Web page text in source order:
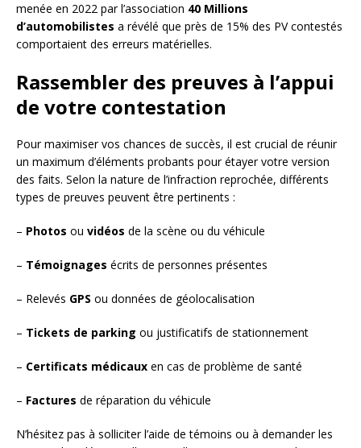
menée en 2022 par l’association 40 Millions
d’automobilistes a révélé que près de 15% des PV contestés
comportaient des erreurs matérielles.
Rassembler des preuves à l’appui
de votre contestation
Pour maximiser vos chances de succès, il est crucial de réunir
un maximum d’éléments probants pour étayer votre version
des faits. Selon la nature de l’infraction reprochée, différents
types de preuves peuvent être pertinents :
– Photos ou vidéos de la scène ou du véhicule
– Témoignages écrits de personnes présentes
– Relevés GPS ou données de géolocalisation
– Tickets de parking ou justificatifs de stationnement
– Certificats médicaux en cas de problème de santé
– Factures de réparation du véhicule
N’hésitez pas à solliciter l’aide de témoins ou à demander les